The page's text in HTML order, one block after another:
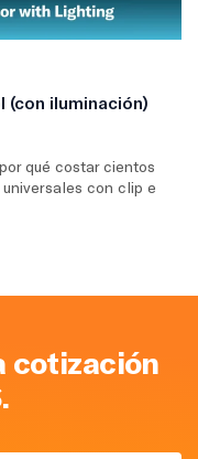
iluminación)
qué costar cientos
con clip e
cotización